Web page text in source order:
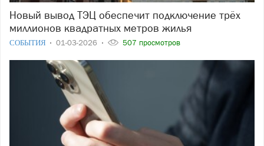
Новый вывод ТЭЦ обеспечит подключение трёх
миллионов квадратных метров жилья
СОБЫТИЯ 01-03-2026 507 просмотров